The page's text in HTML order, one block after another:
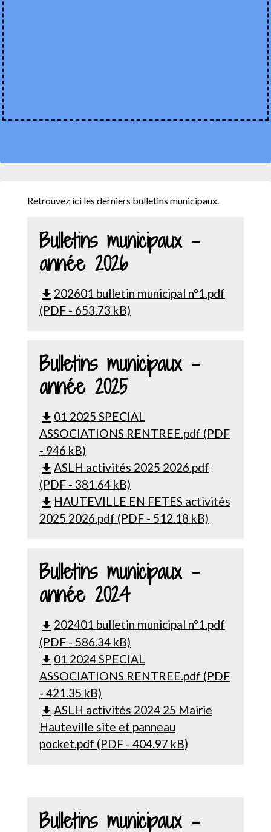
Retrouvez ici les derniers bulletins municipaux.
Bulletins municipaux -
année 2026
file_download 202601 bulletin municipal n°1.pdf
(PDF - 653.73 kB)
Bulletins municipaux -
année 2025
file_download 01 2025 SPECIAL
ASSOCIATIONS RENTREE.pdf (PDF
- 946 kB)
file_download ASLH activités 2025 2026.pdf
(PDF - 381.64 kB)
file_download HAUTEVILLE EN FETES activités
2025 2026.pdf (PDF - 512.18 kB)
Bulletins municipaux -
année 2024
file_download 202401 bulletin municipal n°1.pdf
(PDF - 586.34 kB)
file_download 01 2024 SPECIAL
ASSOCIATIONS RENTREE.pdf (PDF
- 421.35 kB)
file_download ASLH activités 2024 25 Mairie
Hauteville site et panneau
pocket.pdf (PDF - 404.97 kB)
Bulletins municipaux -